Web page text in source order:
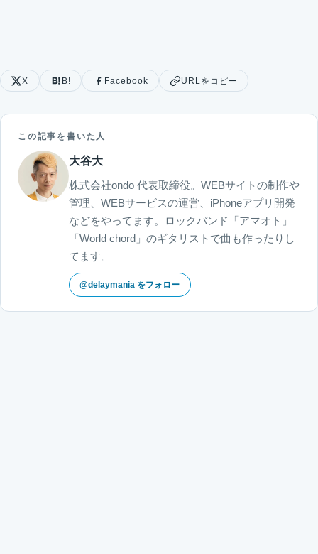
X B! Facebook URLをコピー
この記事を書いた人
大谷大
株式会社ondo 代表取締役。WEBサイトの制作や
管理、WEBサービスの運営、iPhoneアプリ開発
などをやってます。ロックバンド「アマオト」
「World chord」のギタリストで曲も作ったりし
てます。
@delaymania をフォロー